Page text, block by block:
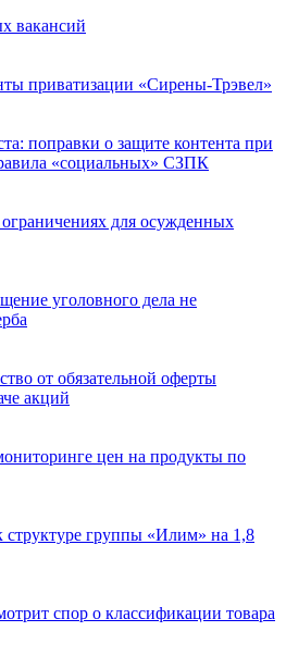
вакансий
приватизации «Сирены-Трэвел»
поправки о защите контента при
«социальных» СЗПК
для осужденных
уголовного дела не
от обязательной оферты
акций
цен на продукты по
структуре группы «Илим» на 1,8
спор о классификации товара